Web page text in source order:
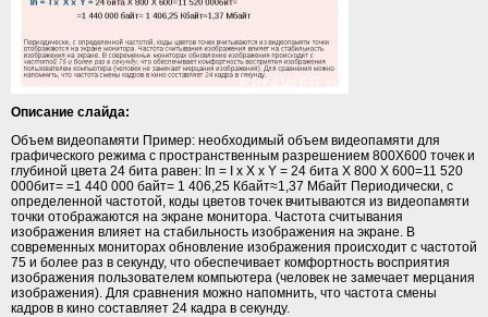
Описание слайда:
Объем видеопамяти Пример: необходимый объем видеопамяти для
графического режима с пространственным разрешением 800X600 точек и
глубиной цвета 24 бита равен: Iп = I x X x Y = 24 бита X 800 X 600=11 520
000бит= =1 440 000 байт= 1 406,25 Кбайт≈1,37 Мбайт Периодически, с
определенной частотой, коды цветов точек вчитываются из видеопамяти
точки отображаются на экране монитора. Частота считывания
изображения влияет на стабильность изображения на экране. В
современных мониторах обновление изображения происходит c частотой
75 и более раз в секунду, что обеспечивает комфортность восприятия
изображения пользователем компьютера (человек не замечает мерцания
изображения). Для сравнения можно напомнить, что частота смены
кадров в кино составляет 24 кадра в секунду.